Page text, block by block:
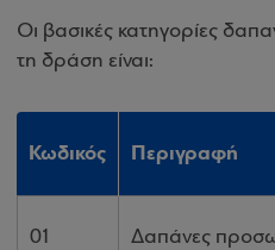
Οι βασικές κατηγορίες
τη δράση είναι:
Κωδικός Περιγραφή
01 Δαπάνες